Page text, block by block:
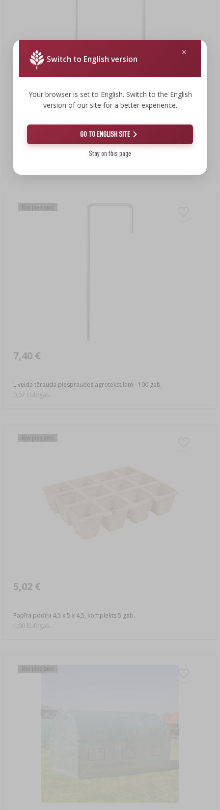
Agrotekstila U veida tērauda tapas — 100 gab.
10,32 €
L veida tērauda piespraudes agrotekstilam - 100 gab.
7,40 €
0,07 EUR/gab.
Papīra podiņi 4,5 x 5 x 4,5, komplekts 5 gab.
5,02 €
1,00 EUR/gab.
Switch to English version
Your browser is set to English. Switch to the English
version of our site for a better experience.
GO TO ENGLISH SITE
Stay on this page